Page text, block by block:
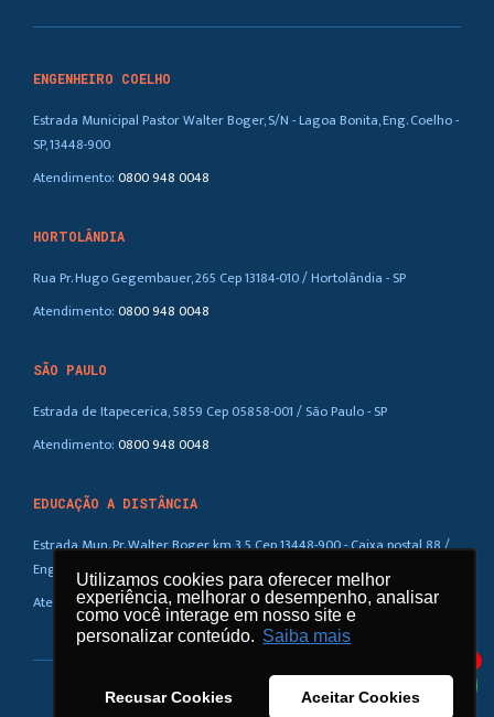
Utilizamos cookies para oferecer melhor
experiência, melhorar o desempenho, analisar
como você interage em nosso site e
personalizar conteúdo. Saiba mais
Recusar Cookies Aceitar Cookies
Utilizamos cookies para oferecer melhor
experiência, melhorar o desempenho, analisar
como você interage em nosso site e
personalizar conteúdo. Saiba mais
Recusar Cookies Aceitar Cookies
ENGENHEIRO COELHO
Estrada Municipal Pastor Walter Boger, S/N - Lagoa Bonita, Eng. Coelho -
SP, 13448-900
Atendimento:0800 948 0048
HORTOLÂNDIA
Rua Pr. Hugo Gegembauer, 265 Cep 13184-010 / Hortolândia - SP
Atendimento:0800 948 0048
SÃO PAULO
Estrada de Itapecerica, 5859 Cep 05858-001 / São Paulo - SP
Atendimento:0800 948 0048
EDUCAÇÃO A DISTÂNCIA
Estrada Mun. Pr. Walter Boger, km 3,5 Cep 13448-900 - Caixa postal 88 /
Eng. Coelho – SP
Atendimento:0800 948 0048